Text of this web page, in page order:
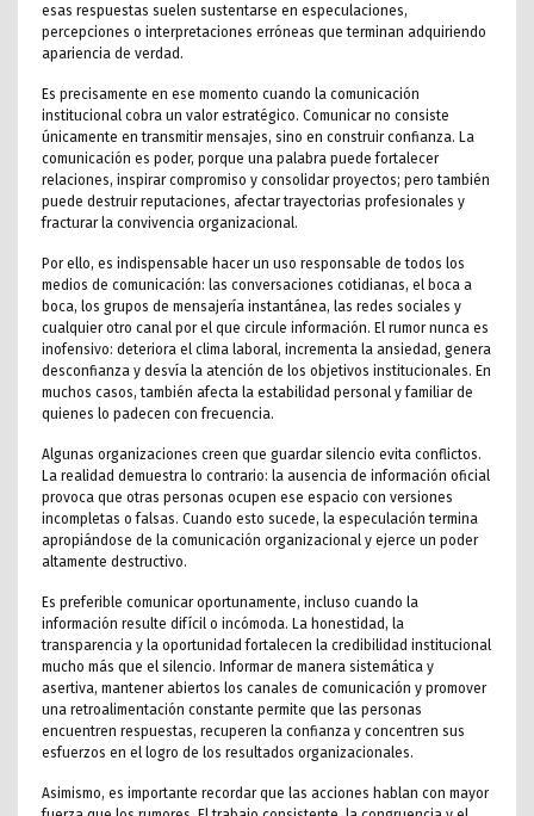
esas respuestas suelen sustentarse en especulaciones,
percepciones o interpretaciones erróneas que terminan adquiriendo
apariencia de verdad.
Es precisamente en ese momento cuando la comunicación
institucional cobra un valor estratégico. Comunicar no consiste
únicamente en transmitir mensajes, sino en construir confianza. La
comunicación es poder, porque una palabra puede fortalecer
relaciones, inspirar compromiso y consolidar proyectos; pero también
puede destruir reputaciones, afectar trayectorias profesionales y
fracturar la convivencia organizacional.
Por ello, es indispensable hacer un uso responsable de todos los
medios de comunicación: las conversaciones cotidianas, el boca a
boca, los grupos de mensajería instantánea, las redes sociales y
cualquier otro canal por el que circule información. El rumor nunca es
inofensivo: deteriora el clima laboral, incrementa la ansiedad, genera
desconfianza y desvía la atención de los objetivos institucionales. En
muchos casos, también afecta la estabilidad personal y familiar de
quienes lo padecen con frecuencia.
Algunas organizaciones creen que guardar silencio evita conflictos.
La realidad demuestra lo contrario: la ausencia de información oficial
provoca que otras personas ocupen ese espacio con versiones
incompletas o falsas. Cuando esto sucede, la especulación termina
apropiándose de la comunicación organizacional y ejerce un poder
altamente destructivo.
Es preferible comunicar oportunamente, incluso cuando la
información resulte difícil o incómoda. La honestidad, la
transparencia y la oportunidad fortalecen la credibilidad institucional
mucho más que el silencio. Informar de manera sistemática y
asertiva, mantener abiertos los canales de comunicación y promover
una retroalimentación constante permite que las personas
encuentren respuestas, recuperen la confianza y concentren sus
esfuerzos en el logro de los resultados organizacionales.
Asimismo, es importante recordar que las acciones hablan con mayor